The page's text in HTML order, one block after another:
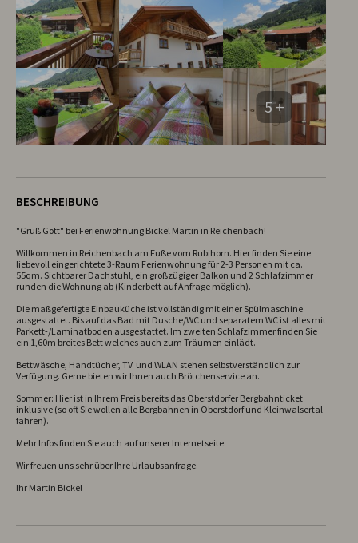
5 +
BESCHREIBUNG
"Grüß Gott" bei Ferienwohnung Bickel Martin in Reichenbach!
Willkommen in Reichenbach am Fuße vom Rubihorn. Hier finden Sie eine
liebevoll eingerichtete 3-Raum Ferienwohnung für 2-3 Personen mit ca.
55qm. Sichtbarer Dachstuhl, ein großzügiger Balkon und 2 Schlafzimmer
runden die Wohnung ab (Kinderbett auf Anfrage möglich).
Die maßgefertigte Einbauküche ist vollständig mit einer Spülmaschine
ausgestattet. Bis auf das Bad mit Dusche/WC und separatem WC ist alles mit
Parkett-/Laminatboden ausgestattet. Im zweiten Schlafzimmer finden Sie
ein 1,60m breites Bett welches auch zum Träumen einlädt.
Bettwäsche, Handtücher, TV  und WLAN stehen selbstverständlich zur
Verfügung. Gerne bieten wir Ihnen auch Brötchenservice an.
Sommer: Hier ist in Ihrem Preis bereits das Oberstdorfer Bergbahnticket
inklusive (so oft Sie wollen alle Bergbahnen in Oberstdorf und Kleinwalsertal
fahren).
Mehr Infos finden Sie auch auf unserer Internetseite.
Wir freuen uns sehr über Ihre Urlaubsanfrage.
Ihr Martin Bickel